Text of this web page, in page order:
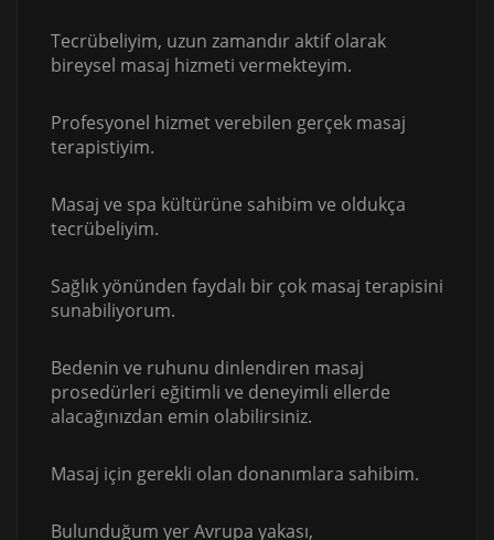
Tecrübeliyim, uzun zamandır aktif olarak
bireysel masaj hizmeti vermekteyim.
Profesyonel hizmet verebilen gerçek masaj
terapistiyim.
Masaj ve spa kültürüne sahibim ve oldukça
tecrübeliyim.
Sağlık yönünden faydalı bir çok masaj terapisini
sunabiliyorum.
Bedenin ve ruhunu dinlendiren masaj
prosedürleri eğitimli ve deneyimli ellerde
alacağınızdan emin olabilirsiniz.
Masaj için gerekli olan donanımlara sahibim.
Bulunduğum yer Avrupa yakası,